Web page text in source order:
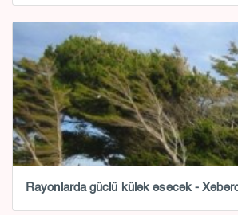
Rayonlarda güclü külək əsəcək -